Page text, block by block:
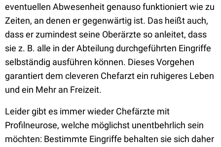
eventuellen Abwesenheit genauso funktioniert wie zu
Zeiten, an denen er gegenwärtig ist. Das heißt auch,
dass er zumindest seine Oberärzte so anleitet, dass
sie z. B. alle in der Abteilung durchgeführten Eingriffe
selbständig ausführen können. Dieses Vorgehen
garantiert dem cleveren Chefarzt ein ruhigeres Leben
und ein Mehr an Freizeit.
Leider gibt es immer wieder Chefärzte mit
Profilneurose, welche möglichst unentbehrlich sein
möchten: Bestimmte Eingriffe behalten sie sich daher